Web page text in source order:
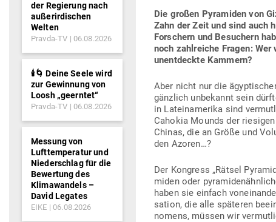
Die großen Pyra­miden von
Zahn der Zeit und sind auch
For­schern und Besu­chern
noch zahl­reiche Fragen: Wer
unent­deckte Kammern?
Aber nicht nur die
gänzlich unbe­kannt sein
in Latein­amerika sind
Cahokia Mounds der
Chinas, die an Größe und
den Azoren…?
Der Kon­gress „Rätsel
miden oder
haben sie einfach
sation, die alle spä­teren
nomens, müssen wir
der Regierung nach
außerirdischen
Welten
Pravda-TV 06.08.2026
🕯️🌀 Deine Seele wird
zur Gewinnung von
Loosh „geerntet“
Pravda-TV 06.08.2026
Messung von
Lufttemperatur und
Niederschlag für die
Bewertung des
Klimawandels –
David Legates
EIKE 06.08.2026